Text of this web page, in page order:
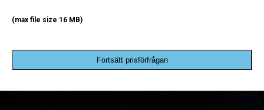
(max file size 16 MB)
Fortsätt prisförfrågan